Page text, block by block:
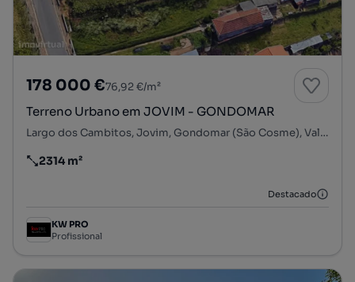
178 000 €76,92 €/m²
Terreno Urbano em JOVIM - GONDOMAR
Largo dos Cambitos, Jovim, Gondomar (São Cosme), Valbom e Jovim, Gondomar, Porto
Preço por metro quadrado
2314 m²
Destacado
KW PRO
Profissional